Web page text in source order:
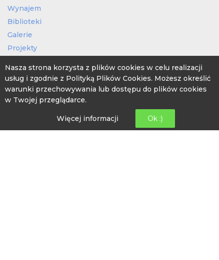
Wynajem
Biblioteki
Galerie
Projekty
PRZETWARZANIE DANYCH
Obowiązek informacyjny
Nasza strona korzysta z plików cookies w celu realizacji
usług i zgodnie z Polityką Plików Cookies. Możesz określić
warunki przechowywania lub dostępu do plików cookies
w Twojej przeglądarce.
Więcej informacji Ok :)